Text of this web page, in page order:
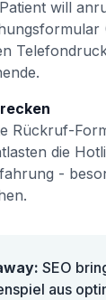
will
Rückruf-
die
-
SEO
aus